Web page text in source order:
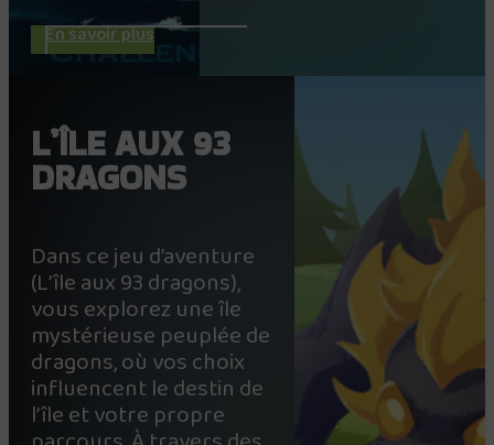
En savoir plus
L’ÎLE AUX 93
DRAGONS
Dans ce jeu d’aventure
(L’île aux 93 dragons),
vous explorez une île
mystérieuse peuplée de
dragons, où vos choix
influencent le destin de
l’île et votre propre